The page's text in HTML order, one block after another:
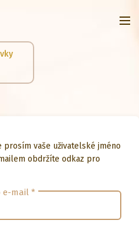
vaše uživatelské jméno
obdržíte odkaz pro
e-mail * Povinné